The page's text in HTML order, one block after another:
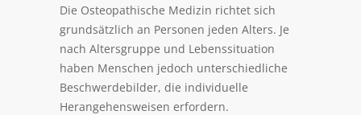
Die Osteopathische Medizin richtet sich
grundsätzlich an Personen jeden Alters. Je
nach Altersgruppe und Lebenssituation
haben Menschen jedoch unterschiedliche
Beschwerdebilder, die individuelle
Herangehensweisen erfordern.